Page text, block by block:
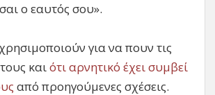
ο εαυτός σου».
για να πουν τις
καιότι αρνητικό έχει συμβεί
από προηγούμενες σχέσεις.